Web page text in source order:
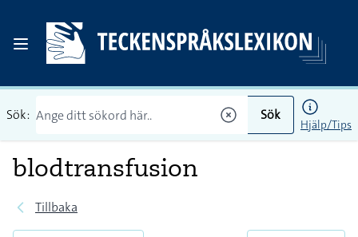
Sök: Sök
Hjälp/Tips
blodtransfusion
Tillbaka